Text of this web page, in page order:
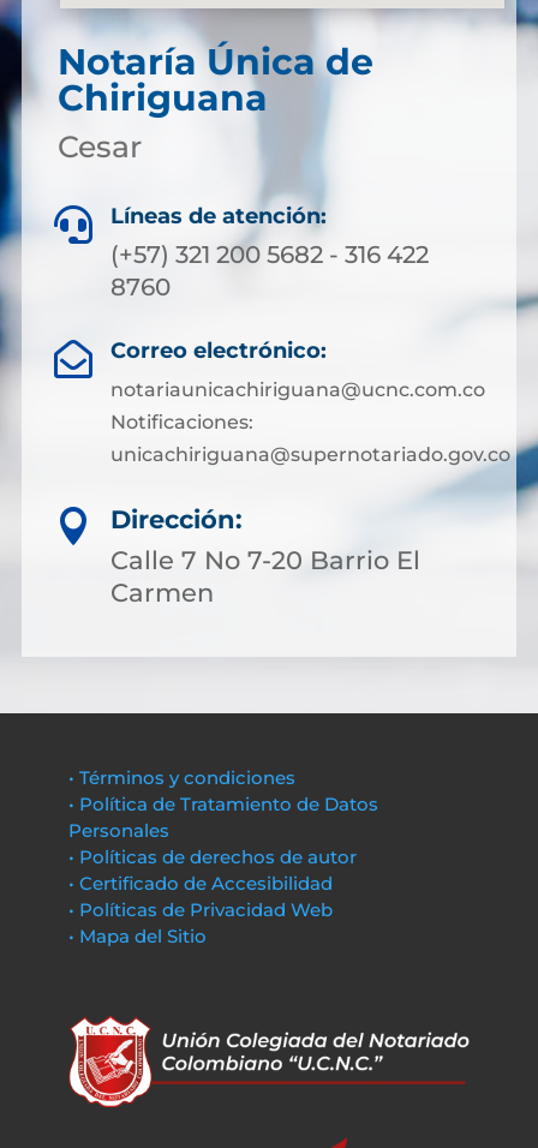
Notaría Única de
Chiriguana
Cesar
 Líneas de atención:
(+57) 321 200 5682 - 316 422
8760
 Correo electrónico:
notariaunicachiriguana@ucnc.com.co
Notificaciones:
unicachiriguana@supernotariado.gov.co

Dirección:
Calle 7 No 7-20 Barrio El
Carmen
• Términos y condiciones
• Política de Tratamiento de Datos
Personales
• Políticas de derechos de autor
• Certificado de Accesibilidad
• Políticas de Privacidad Web
• Mapa del Sitio